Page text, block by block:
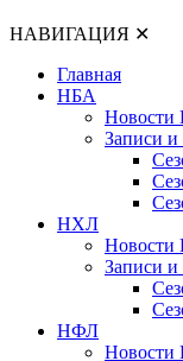
НАВИГАЦИЯ ✕
Главная
НБА
Новости
Записи и
НХЛ
Записи и
НФЛ